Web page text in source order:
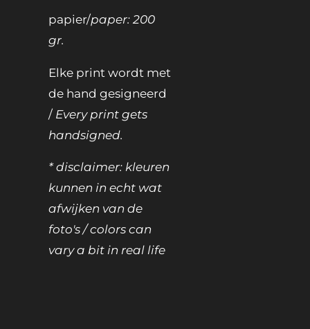
papier/paper: 200
gr.
Elke print wordt met
de hand gesigneerd
/ Every print gets
handsigned.
* disclaimer: kleuren
kunnen in echt wat
afwijken van de
foto's / colors can
vary a bit in real life